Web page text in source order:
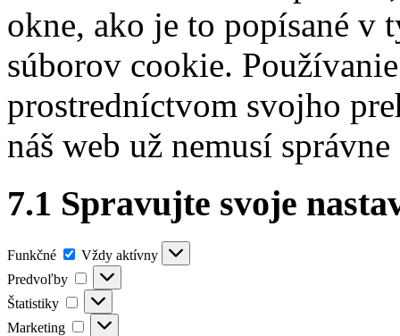
okne, ako je to popísané v
súborov cookie.
prostredníctvom svojho
náš web už nemusí
7.1 Spravujte svoje
Funkčné Funkčné
Vždy aktívny
Predvoľby
Predvoľby
Štatistiky Štatistiky
Marketing Marketing